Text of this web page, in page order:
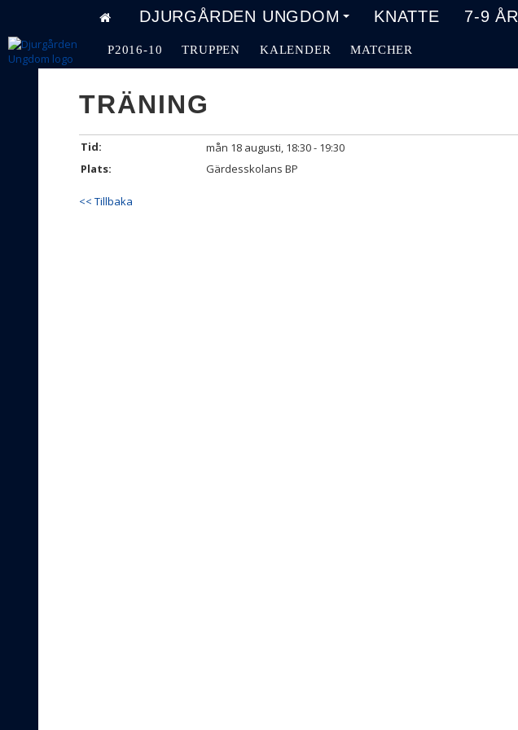
DJURGÅRDEN UNGDOM KNATTE 7-9 ÅR
P2016-10 TRUPPEN KALENDER MATCHER
TRÄNING
Tid:
mån 18 augusti, 18:30 - 19:30
Plats:
Gärdesskolans BP
<< Tillbaka